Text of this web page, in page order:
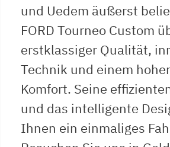
und Uedem äußerst
FORD Tourneo Custom
erstklassiger Qualität,
Technik und einem
Komfort. Seine
und das intelligente
Ihnen ein einmaliges